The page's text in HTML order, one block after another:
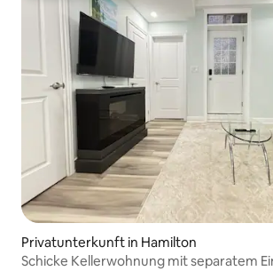
Privatunterkunft in Hamilton
Schicke Kellerwohnung mit separatem